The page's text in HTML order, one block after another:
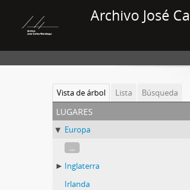
Archivo José
Vista de árbol Lista Búsqueda
lugares
Europa
...
Inglaterra
Irlanda